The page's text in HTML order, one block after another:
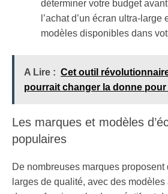
déterminer votre budget
l’achat d’un écran ultra-
modèles disponibles dans
A Lire : Cet outil
pourrait changer la donne
Les marques et modèles
populaires
De nombreuses marques proposent
larges de qualité, avec des